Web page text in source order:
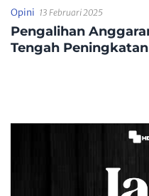
Opini 13 Februari 2025
Pengalihan
Tengah Peningkatan